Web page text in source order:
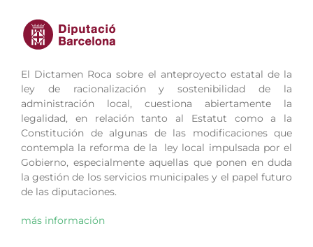
El Dictamen Roca sobre el anteproyecto estatal de la
ley de racionalización y sostenibilidad de la
administración local, cuestiona abiertamente la
legalidad, en relación tanto al Estatut como a la
Constitución de algunas de las modificaciones que
contempla la reforma de la ley local impulsada por el
Gobierno, especialmente aquellas que ponen en duda
la gestión de los servicios municipales y el papel futuro
de las diputaciones.
más información